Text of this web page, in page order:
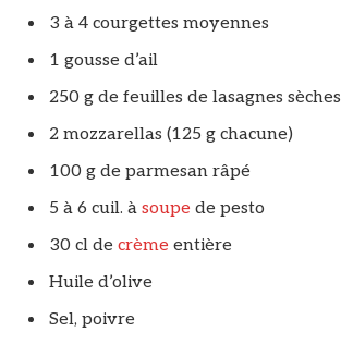
3 à 4 courgettes moyennes
1 gousse d’ail
250 g de feuilles de lasagnes sèches
2 mozzarellas (125 g chacune)
100 g de parmesan râpé
5 à 6 cuil. à soupe de pesto
30 cl de crème entière
Huile d’olive
Sel, poivre